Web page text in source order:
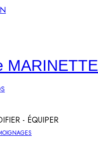
MARINETTE
- ÉQUIPER